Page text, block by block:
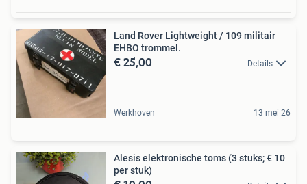
Land Rover Lightweight / 109 militair
EHBO trommel.
€ 25,00 Details
Werkhoven 13 mei 26
Alesis elektronische toms (3 stuks; € 10
per stuk)